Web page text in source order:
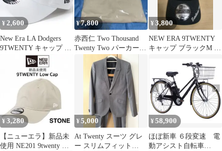
¥2,600
New Era LA Dodgers
9TWENTY キャップ 帽
子 ウィメンズ
¥7,800
赤西仁 Two Thousand
Twenty Two パーカー
新品未使用
¥3,800
NEW ERA 9TWENTY
キャップ ブラックM ー
¥ 3,280
【ニューエラ】新品未
使用 NE201 9twenty ロ
¥5,000
At Twenty スーツ グレ
ー スリムフィット
¥ 58,900
ほぼ新車 ６段変速 電
動アシスト自転車